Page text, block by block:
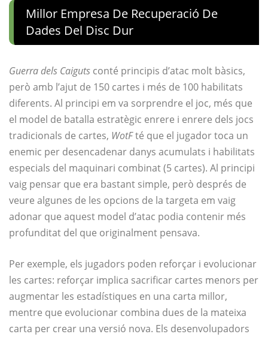
Millor Empresa De Recuperació De
Dades Del Disc Dur
Guerra dels Caiguts conté principis d’atac molt bàsics,
però amb l’ajut de 150 cartes i més de 100 habilitats
diferents. Al principi em va sorprendre el joc, més que
el model de batalla estratègic enrere i enrere dels jocs
tradicionals de cartes, WotFté que el jugador toca un
enemic per desencadenar danys acumulats i habilitats
especials del maquinari combinat (5 cartes). Al principi
vaig pensar que era bastant simple, però després de
veure algunes de les opcions de la targeta em vaig
adonar que aquest model d’atac podia contenir més
profunditat del que originalment pensava.
Per exemple, els jugadors poden reforçar i evolucionar
les cartes: reforçar implica sacrificar cartes menors per
augmentar les estadístiques en una carta millor,
mentre que evolucionar combina dues de la mateixa
carta per crear una versió nova. Els desenvolupadors